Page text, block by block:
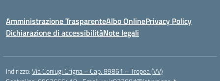
Amministrazione TrasparenteAlbo OnlinePrivacy Policy
Dichiarazione di accessibilitàNote legali
Indirizzo:Via Coniugi Crigna – Cap. 89861 – Tropea (VV)